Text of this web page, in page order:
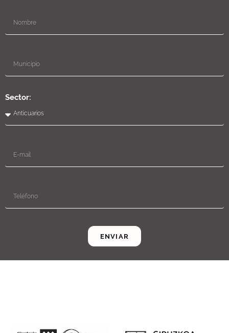
Sector:
ENVIAR